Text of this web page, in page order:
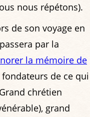
nous répétons).
de son voyage en
par la
la mémoire de
de ce qui
chrétien
grand